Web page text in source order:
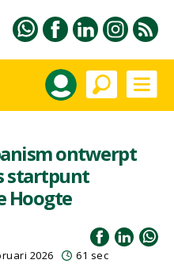
ontwerpt
startpunt
Hoogte
2026 61 sec